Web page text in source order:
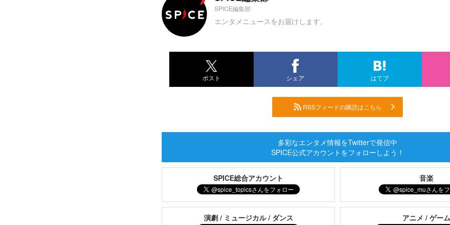
SPICE編集部
エンタメニュースをお届けします。
ポスト シェア はてブ
RSSフィードの購読はこちら
多彩なエンタメ情報をTwitterで発信中
SPICE公式アカウントをフォローしよう！
SPICE総合アカウント 音楽
演劇 / ミュージカル / ダンス アニメ / ゲー